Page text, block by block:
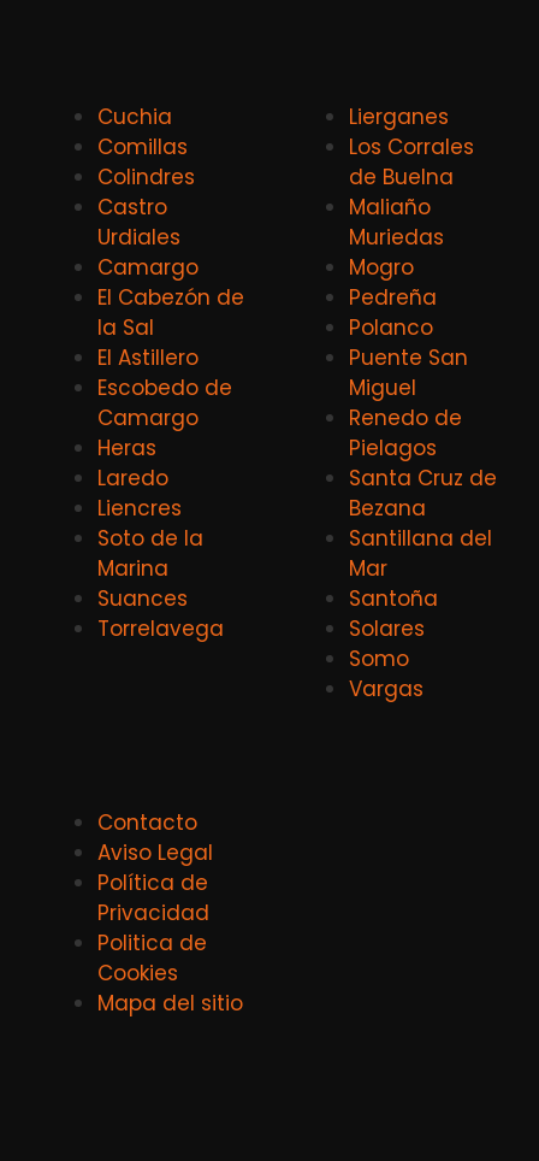
Cuchia
Comillas
Colindres
Castro
Urdiales
Camargo
El Cabezón de
la Sal
El Astillero
Escobedo de
Camargo
Heras
Laredo
Liencres
Soto de la
Marina
Suances
Torrelavega
Lierganes
Los Corrales
de Buelna
Maliaño
Muriedas
Mogro
Pedreña
Polanco
Puente San
Miguel
Renedo de
Pielagos
Santa Cruz de
Bezana
Santillana del
Mar
Santoña
Solares
Somo
Vargas
Contacto
Aviso Legal
Política de
Privacidad
Politica de
Cookies
Mapa del sitio